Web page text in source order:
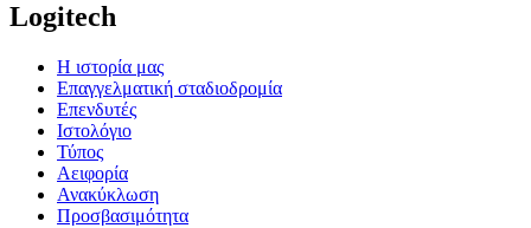
Logitech
Η ιστορία μας
Επαγγελματική σταδιοδρομία
Επενδυτές
Ιστολόγιο
Τύπος
Αειφορία
Ανακύκλωση
Προσβασιμότητα